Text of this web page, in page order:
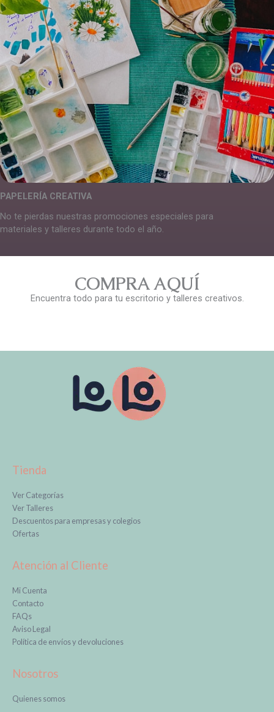
PAPELERÍA CREATIVA
No te pierdas nuestras promociones especiales para
materiales y talleres durante todo el año.
COMPRA AQUÍ
Encuentra todo para tu escritorio y talleres creativos.
Tienda
Ver Categorías
Ver Talleres
Descuentos para empresas y colegios
Ofertas
Atención al Cliente
Mi Cuenta
Contacto
FAQs
Aviso Legal
Política de envíos y devoluciones
Nosotros
Quienes somos